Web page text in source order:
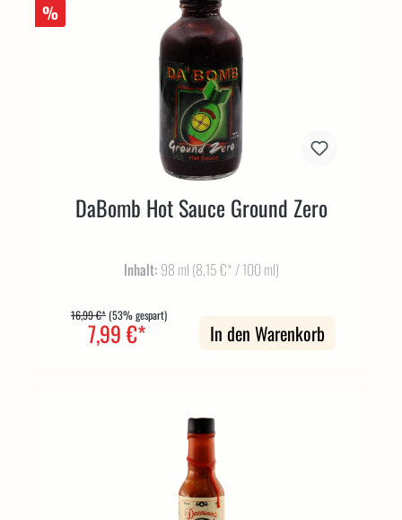
%
DaBomb Hot Sauce Ground Zero
Inhalt: 98 ml (8,15 €* / 100 ml)
7,99 €*
16,99 €*(53% gespart)
In den Warenkorb